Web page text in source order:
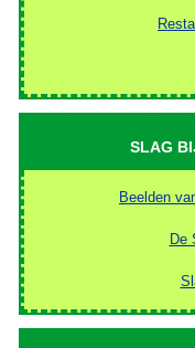
SLAG
Beelden
De